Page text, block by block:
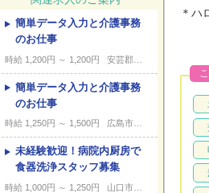
＊ハ
キーワード ---
簡単データ入力と介護事務
のお仕事
時給 1,200円 ～ 1,200円 安芸郡海田町堀川町
簡単データ入力と介護事務
のお仕事
時給 1,250円 ～ 1,500円 広島市佐伯区楽々園
未経験歓迎！病院内厨房で
食器洗浄スタッフ募集
時給 1,000円 ～ 1,250円 山口市黒川